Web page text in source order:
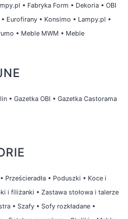
• Fabryka Form • Dekoria • OBI
• Eurofirany • Konsimo • Lampy.pl •
• Meble MWM • Meble
• Gazetka OBI • Gazetka Castorama
• Prześcieradła • Poduszki • Koce i
i filiżanki • Zastawa stołowa i talerze
• Szafy • Sofy rozkładane •